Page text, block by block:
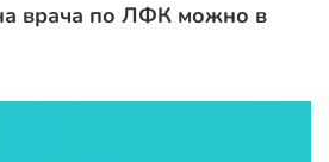
врача по ЛФК можно в